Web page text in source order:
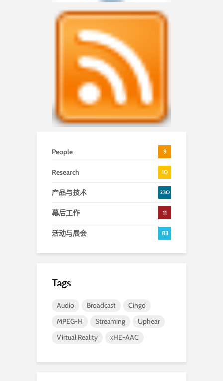
People 9
Research 10
产品与技术 230
幕后工作 11
活动与展会 83
Tags
Audio Broadcast
Cingo
MPEG-H
Streaming
Uphear
Virtual Reality
xHE-AAC